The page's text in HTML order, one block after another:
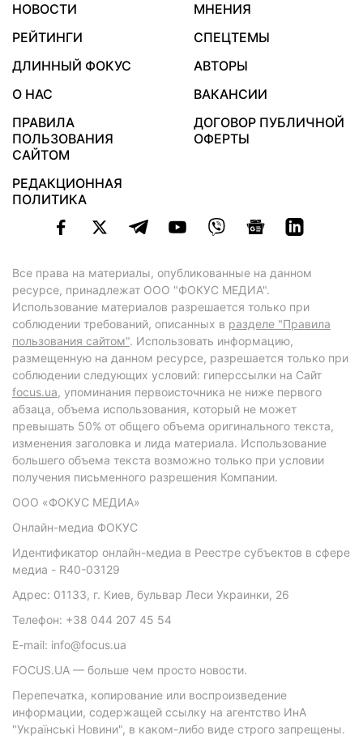
НОВОСТИ
МНЕНИЯ
РЕЙТИНГИ
СПЕЦТЕМЫ
ДЛИННЫЙ ФОКУС
АВТОРЫ
О НАС
ВАКАНСИИ
ПРАВИЛА
ПОЛЬЗОВАНИЯ
САЙТОМ
ДОГОВОР ПУБЛИЧНОЙ
ОФЕРТЫ
РЕДАКЦИОННАЯ
ПОЛИТИКА
Все права на материалы, опубликованные на данном
ресурсе, принадлежат ООО "ФОКУС МЕДИА".
Использование материалов разрешается только при
соблюдении требований, описанных в разделе "Правила
пользования сайтом". Использовать информацию,
размещенную на данном ресурсе, разрешается только при
соблюдении следующих условий: гиперссылки на Сайт
focus.ua, упоминания первоисточника не ниже первого
абзаца, объема использования, который не может
превышать 50% от общего объема оригинального текста,
изменения заголовка и лида материала. Использование
большего объема текста возможно только при условии
получения письменного разрешения Компании.
ООО «ФОКУС МЕДИА»
Онлайн-медиа ФОКУС
Идентификатор онлайн-медиа в Реестре субъектов в сфере
медиа - R40-03129
Адрес: 01133, г. Киев, бульвар Леси Украинки, 26
Телефон: +38 044 207 45 54
E-mail: info@focus.ua
FOCUS.UA — больше чем просто новости.
Перепечатка, копирование или воспроизведение
информации, содержащей ссылку на агентство ИнА
"Українські Новини", в каком-либо виде строго запрещены.